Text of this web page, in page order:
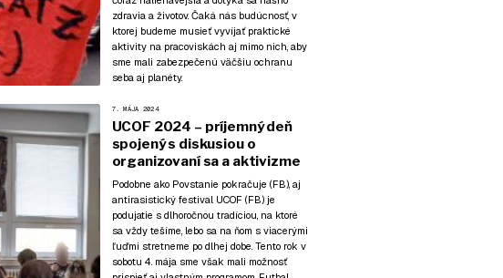
zdravia a životov. Čaká nás budúcnosť, v
ktorej budeme musieť vyvíjať praktické
aktivity na pracoviskách aj mimo nich, aby
sme mali zabezpečenú väčšiu ochranu
seba aj planéty.
7. MÁJA 2024
UCOF 2024 – príjemný deň
spojený s diskusiou o
organizovaní sa a aktivizme
Podobne ako Povstanie pokračuje (FB), aj
antirasistický festival UCOF (FB) je
podujatie s dlhoročnou tradíciou, na ktoré
sa vždy tešíme, lebo sa na ňom s viacerými
ľuďmi stretneme po dlhej dobe. Tento rok v
sobotu 4. mája sme však mali možnosť